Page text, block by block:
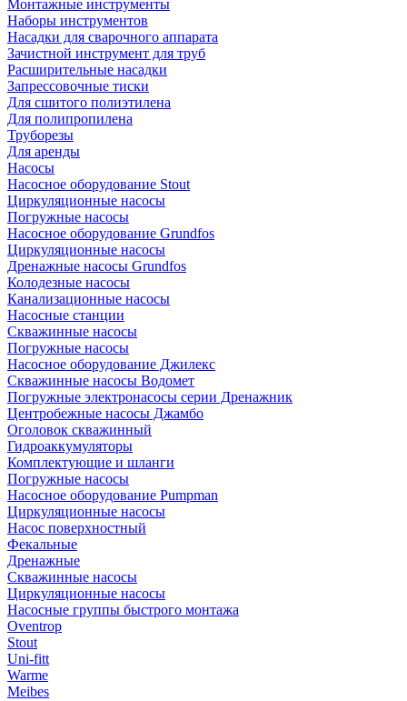
Монтажные инструменты
Наборы инструментов
Насадки для сварочного аппарата
Зачистной инструмент для труб
Расширительные насадки
Запрессовочные тиски
Для сшитого полиэтилена
Для полипропилена
Труборезы
Для аренды
Насосы
Насосное оборудование Stout
Циркуляционные насосы
Погружные насосы
Насосное оборудование Grundfos
Циркуляционные насосы
Дренажные насосы Grundfos
Колодезные насосы
Канализационные насосы
Насосные станции
Скважинные насосы
Погружные насосы
Насосное оборудование Джилекс
Скважинные насосы Водомет
Погружные электронасосы серии Дренажник
Центробежные насосы Джамбо
Оголовок скважинный
Гидроаккумуляторы
Комплектующие и шланги
Погружные насосы
Насосное оборудование Pumpman
Циркуляционные насосы
Насос поверхностный
Фекальные
Дренажные
Скважинные насосы
Циркуляционные насосы
Насосные группы быстрого монтажа
Oventrop
Stout
Uni-fitt
Warme
Meibes